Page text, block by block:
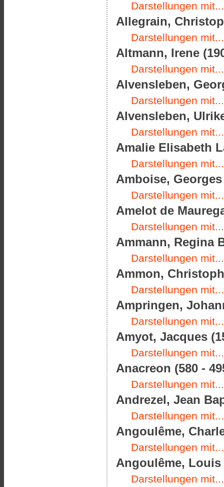
Darstellungen mit...
Allegrain,
Darstellungen mit...
Altmann, Irene
Darstellungen mit...
Alvensleben,
Darstellungen mit...
Alvensleben,
Darstellungen mit...
Amalie Elisabeth
Darstellungen mit...
Amboise, Georges
Darstellungen mit...
Amelot de
Darstellungen mit...
Ammann, Regina
Darstellungen mit...
Ammon,
Darstellungen mit...
Ampringen,
Darstellungen mit...
Amyot, Jacques
Darstellungen mit...
Anacreon (580 -
Darstellungen mit...
Andrezel, Jean
Darstellungen mit...
Angoulême,
Darstellungen mit...
Angoulême, Louis
Darstellungen mit...